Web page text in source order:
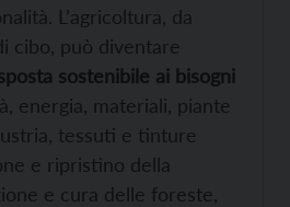
L’agricoltura, da
cibo, può diventare
sostenibile ai bisogni
energia, materiali, piante
tessuti e tinture
e ripristino della
e cura delle foreste,